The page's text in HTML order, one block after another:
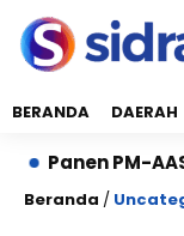
BERANDA DAERAH
PM-AAS
Beranda /